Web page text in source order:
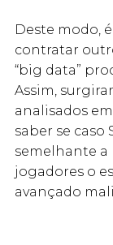
Deste modo,
contratar
“big data”
Assim,
analisados
saber se
semelhante a
jogadores o
avançado